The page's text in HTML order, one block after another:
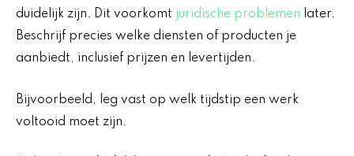
duidelijk zijn. Dit voorkomt juridische problemen later.
Beschrijf precies welke diensten of producten je
aanbiedt, inclusief prijzen en levertijden.
Bijvoorbeeld, leg vast op welk tijdstip een werk
voltooid moet zijn.